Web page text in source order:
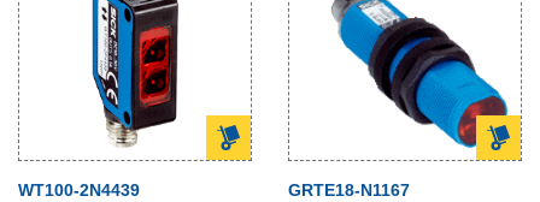
WT100-2N4439 GRTE18-N1167